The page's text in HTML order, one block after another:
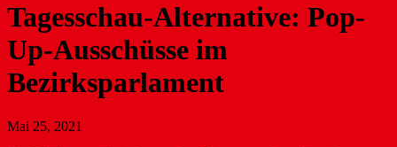
Tagesschau-Alternative: Pop-
Up-Ausschüsse im
Bezirksparlament
Mai 25, 2021